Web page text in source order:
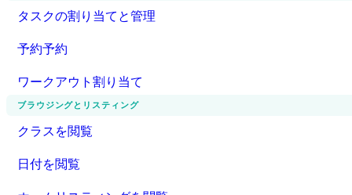
タスクの割り当てと管理
予約予約
ワークアウト割り当て
ブラウジングとリスティング
クラスを閲覧
日付を閲覧